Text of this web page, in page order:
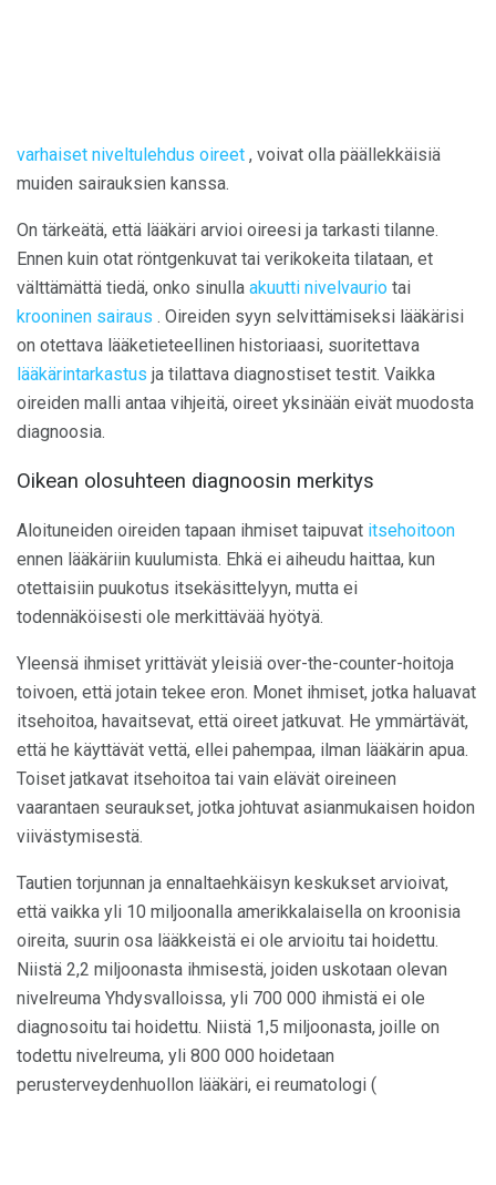
varhaiset niveltulehdus oireet , voivat olla päällekkäisiä
muiden sairauksien kanssa.
On tärkeätä, että lääkäri arvioi oireesi ja tarkasti tilanne.
Ennen kuin otat röntgenkuvat tai verikokeita tilataan, et
välttämättä tiedä, onko sinulla akuutti nivelvaurio tai
krooninen sairaus . Oireiden syyn selvittämiseksi lääkärisi
on otettava lääketieteellinen historiaasi, suoritettava
lääkärintarkastus ja tilattava diagnostiset testit. Vaikka
oireiden malli antaa vihjeitä, oireet yksinään eivät muodosta
diagnoosia.
Oikean olosuhteen diagnoosin merkitys
Aloituneiden oireiden tapaan ihmiset taipuvat itsehoitoon
ennen lääkäriin kuulumista. Ehkä ei aiheudu haittaa, kun
otettaisiin puukotus itsekäsittelyyn, mutta ei
todennäköisesti ole merkittävää hyötyä.
Yleensä ihmiset yrittävät yleisiä over-the-counter-hoitoja
toivoen, että jotain tekee eron. Monet ihmiset, jotka haluavat
itsehoitoa, havaitsevat, että oireet jatkuvat. He ymmärtävät,
että he käyttävät vettä, ellei pahempaa, ilman lääkärin apua.
Toiset jatkavat itsehoitoa tai vain elävät oireineen
vaarantaen seuraukset, jotka johtuvat asianmukaisen hoidon
viivästymisestä.
Tautien torjunnan ja ennaltaehkäisyn keskukset arvioivat,
että vaikka yli 10 miljoonalla amerikkalaisella on kroonisia
oireita, suurin osa lääkkeistä ei ole arvioitu tai hoidettu.
Niistä 2,2 miljoonasta ihmisestä, joiden uskotaan olevan
nivelreuma Yhdysvalloissa, yli 700 000 ihmistä ei ole
diagnosoitu tai hoidettu. Niistä 1,5 miljoonasta, joille on
todettu nivelreuma, yli 800 000 hoidetaan
perusterveydenhuollon lääkäri, ei reumatologi (